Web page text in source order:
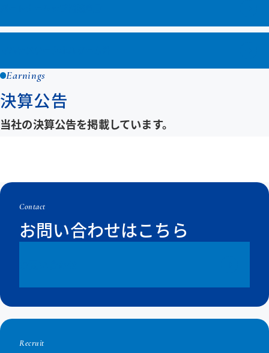
Earnings
決算公告
当社の決算公告を掲載しています。
Contact
お問い合わせはこちら
Recruit